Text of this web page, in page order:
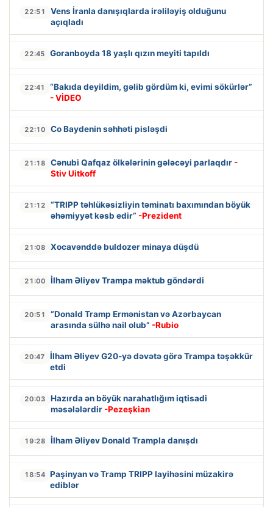
22:51
Vens İranla danışıqlarda irəliləyiş olduğunu
açıqladı
22:45 Goranboyda 18 yaşlı qızın meyiti tapıldı
22:41
“Bakıda deyildim, gəlib gördüm ki, evimi sökürlər”
- VİDEO
22:10 Co Baydenin səhhəti pisləşdi
21:18 Cənubi Qafqaz ölkələrinin gələcəyi parlaqdır -
Stiv Uitkoff
21:12
“TRIPP təhlükəsizliyin təminatı baxımından böyük
əhəmiyyət kəsb edir” -Prezident
21:08 Xocavənddə buldozer minaya düşdü
21:00 İlham Əliyev Trampa məktub göndərdi
20:51
“Donald Tramp Ermənistan və Azərbaycan
arasında sülhə nail olub” -Rubio
20:47
İlham Əliyev G20-yə dəvətə görə Trampa təşəkkür
etdi
20:03
Hazırda ən böyük narahatlığım iqtisadi
məsələlərdir -Pezeşkian
19:28 İlham Əliyev Donald Trampla danışdı
18:54 Paşinyan və Tramp TRIPP layihəsini müzakirə
ediblər